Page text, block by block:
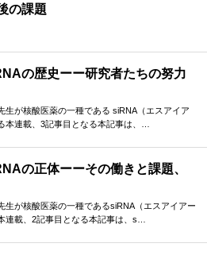
の課題
の歴史ーー研究者たちの努力
生が核酸医薬の一種である siRNA（エスアイア
本連載、3記事目となる本記事は、…
の正体ーーその働きと課題、
生が核酸医薬の一種であるsiRNA（エスアイアー
連載、2記事目となる本記事は、s…